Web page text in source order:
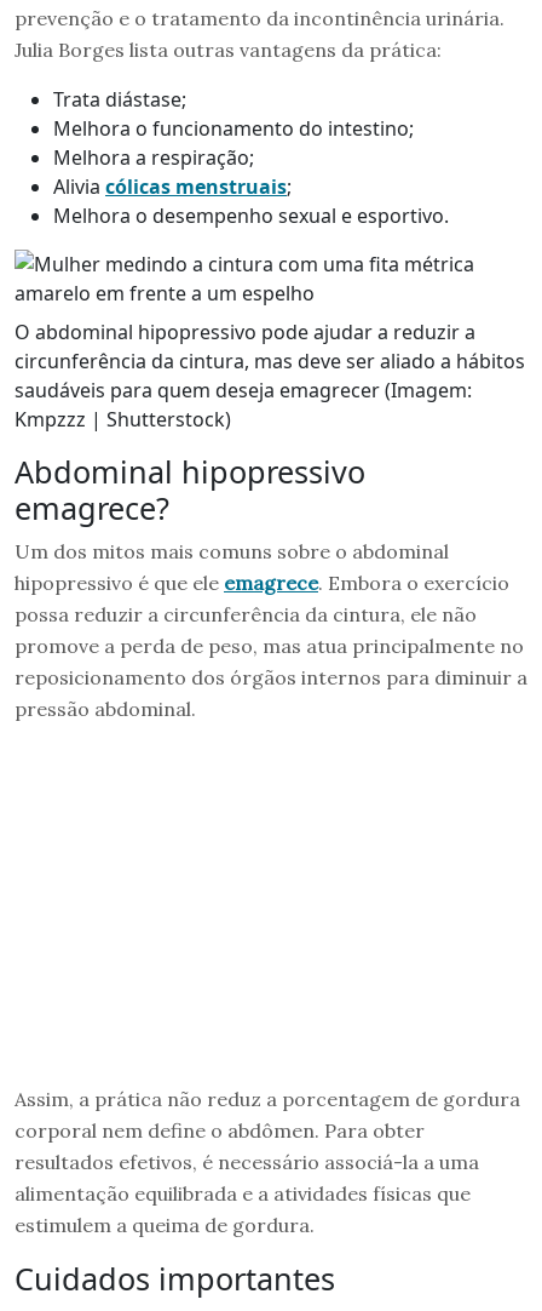
prevenção e o tratamento da incontinência urinária.
Julia Borges lista outras vantagens da prática:
Trata diástase;
Melhora o funcionamento do intestino;
Melhora a respiração;
Alivia cólicas menstruais;
Melhora o desempenho sexual e esportivo.
O abdominal hipopressivo pode ajudar a reduzir a
circunferência da cintura, mas deve ser aliado a hábitos
saudáveis para quem deseja emagrecer (Imagem:
Kmpzzz | Shutterstock)
Abdominal hipopressivo
emagrece?
Um dos mitos mais comuns sobre o abdominal
hipopressivo é que ele emagrece. Embora o exercício
possa reduzir a circunferência da cintura, ele não
promove a perda de peso, mas atua principalmente no
reposicionamento dos órgãos internos para diminuir a
pressão abdominal.
Assim, a prática não reduz a porcentagem de gordura
corporal nem define o abdômen. Para obter
resultados efetivos, é necessário associá-la a uma
alimentação equilibrada e a atividades físicas que
estimulem a queima de gordura.
Cuidados importantes